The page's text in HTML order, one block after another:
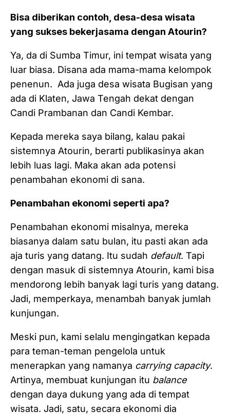
Bisa diberikan contoh, desa-desa wisata
yang sukses bekerjasama dengan Atourin?
Ya, da di Sumba Timur, ini tempat wisata yang
luar biasa. Disana ada mama-mama kelompok
penenun. Ada juga desa wisata Bugisan yang
ada di Klaten, Jawa Tengah dekat dengan
Candi Prambanan dan Candi Kembar.
Kepada mereka saya bilang, kalau pakai
sistemnya Atourin, berarti publikasinya akan
lebih luas lagi. Maka akan ada potensi
penambahan ekonomi di sana.
Penambahan ekonomi seperti apa?
Penambahan ekonomi misalnya, mereka
biasanya dalam satu bulan, itu pasti akan ada
aja turis yang datang. Itu sudah default. Tapi
dengan masuk di sistemnya Atourin, kami bisa
mendorong lebih banyak lagi turis yang datang.
Jadi, memperkaya, menambah banyak jumlah
kunjungan.
Meski pun, kami selalu mengingatkan kepada
para teman-teman pengelola untuk
menerapkan yang namanya carrying capacity.
Artinya, membuat kunjungan itu balance
dengan daya dukung yang ada di tempat
wisata. Jadi, satu, secara ekonomi dia